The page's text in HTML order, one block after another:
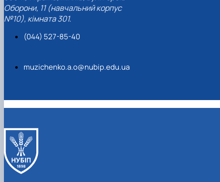
Оборони, 11 (навчальний корпус
№10), кімната 301.
(044) 527-85-40
muzichenko.a.o@nubip.edu.ua